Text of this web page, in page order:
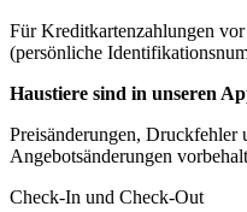
Für Kreditkartenzahlungen
(persönliche
Haustiere sind in unseren
Preisänderungen, Druckfehler
Angebotsänderungen
Check-In und Check-Out